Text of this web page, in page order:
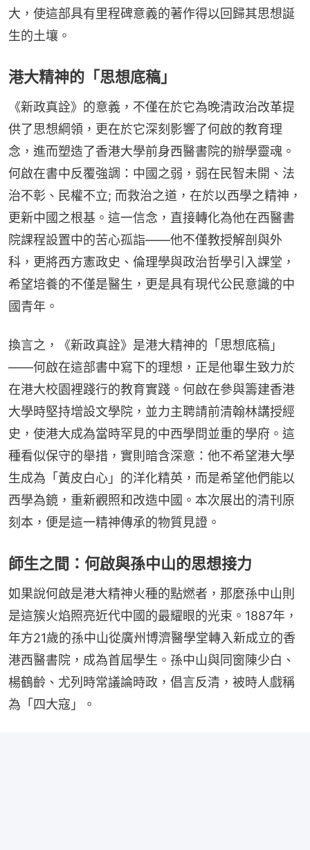
大，使這部具有里程碑意義的著作得以回歸其思想誕
生的土壤。
港大精神的「思想底稿」
《新政真詮》的意義，不僅在於它為晚清政治改革提
供了思想綱領，更在於它深刻影響了何啟的教育理
念，進而塑造了香港大學前身西醫書院的辦學靈魂。
何啟在書中反覆強調：中國之弱，弱在民智未開、法
治不彰、民權不立; 而救治之道，在於以西學之精神，
更新中國之根基。這一信念，直接轉化為他在西醫書
院課程設置中的苦心孤詣——他不僅教授解剖與外
科，更將西方憲政史、倫理學與政治哲學引入課堂，
希望培養的不僅是醫生，更是具有現代公民意識的中
國青年。
換言之，《新政真詮》是港大精神的「思想底稿」
——何啟在這部書中寫下的理想，正是他畢生致力於
在港大校園裡踐行的教育實踐。何啟在參與籌建香港
大學時堅持增設文學院，並力主聘請前清翰林講授經
史，使港大成為當時罕見的中西學問並重的學府。這
種看似保守的舉措，實則暗含深意：他不希望港大學
生成為「黃皮白心」的洋化精英，而是希望他們能以
西學為鏡，重新觀照和改造中國。本次展出的清刊原
刻本，便是這一精神傳承的物質見證。
師生之間：何啟與孫中山的思想接力
如果說何啟是港大精神火種的點燃者，那麼孫中山則
是這簇火焰照亮近代中國的最耀眼的光束。1887年，
年方21歲的孫中山從廣州博濟醫學堂轉入新成立的香
港西醫書院，成為首屆學生。孫中山與同窗陳少白、
楊鶴齡、尤列時常議論時政，倡言反清，被時人戲稱
為「四大寇」。